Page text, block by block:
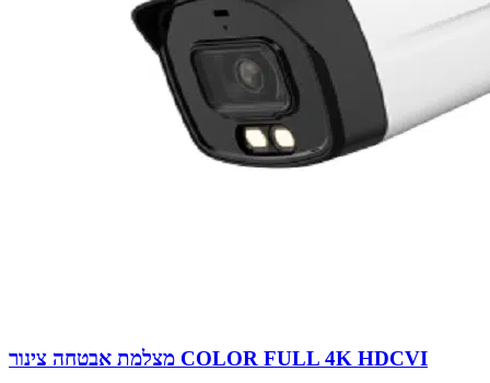
מצלמת אבטחה צינור COLOR FULL 4K HDCVI